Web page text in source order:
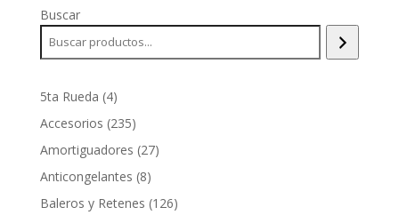
Buscar
5ta Rueda 44
productos
Accesorios 235235
productos
Amortiguadores 2727
Anticongelantes 88
productos
Baleros y Retenes 126126